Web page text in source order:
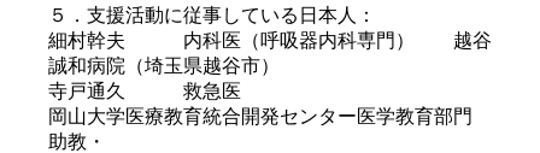
５．支援活動に従事している日本人：
細村幹夫 内科医（呼吸器内科専門） 越谷
誠和病院（埼玉県越谷市）
寺戸通久 救急医
岡山大学医療教育統合開発センター医学教育部門
助教・